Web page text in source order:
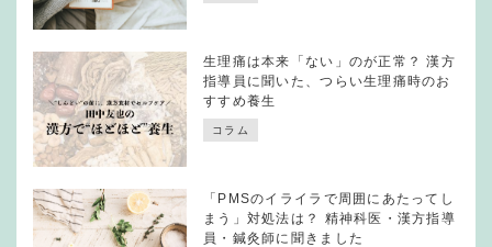
生理痛は本来「ない」のが正常？ 漢方
指導員に聞いた、つらい生理痛時のお
すすめ養生
コラム
「PMSのイライラで周囲にあたってし
まう」対処法は？ 精神科医・漢方指導
員・鍼灸師に聞きました